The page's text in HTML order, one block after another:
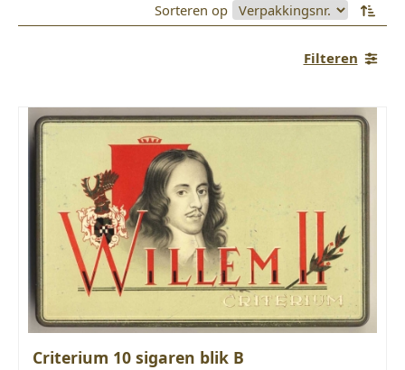
Sorteren op
Filteren
Criterium 10 sigaren blik B